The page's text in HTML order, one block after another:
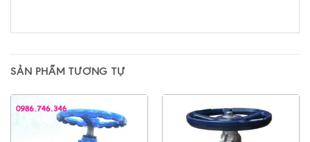
SẢN PHẨM TƯƠNG TỰ